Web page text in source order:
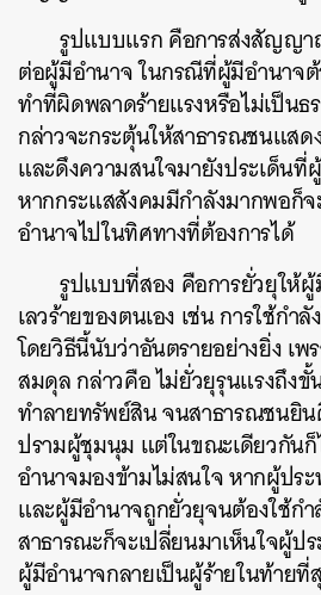
รูปแบบแรก คือการส่งสัญญ
ต่อผู้มีอำนาจ ในกรณีที่ผู้มีอำนาจ
ทำที่ผิดพลาดร้ายแรงหรือไม่เป็น
กล่าวจะกระตุ้นให้สาธารณชนแส
และดึงความสนใจมายังประเด็นที่
หากกระแสสังคมมีกำลังมากพอก็
อำนาจไปในทิศทางที่ต้องการได้
รูปแบบที่สอง คือการยั่วยุให้
เลวร้ายของตนเอง เช่น การใช้กำ
โดยวิธีนี้นับว่าอันตรายอย่างยิ่ง เพ
สมดุล กล่าวคือ ไม่ยั่วยุรุนแรงถึงขั้
ทำลายทรัพย์สิน จนสาธารณชนยิน
ปรามผู้ชุมนุม แต่ในขณะเดียวกัน
อำนาจมองข้ามไม่สนใจ หากผู้ปร
และผู้มีอำนาจถูกยั่วยุจนต้องใช้ก
สาธารณะก็จะเปลี่ยนมาเห็นใจผู้ป
ผู้มีอำนาจกลายเป็นผู้ร้ายในท้ายที่